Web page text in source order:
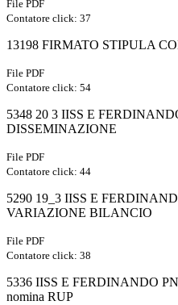
File PDF
Contatore click: 37
13198 FIRMATO STIPULA
File PDF
Contatore click: 54
5348 20 3 IISS E
DISSEMINAZIONE
File PDF
Contatore click: 44
5290 19_3 IISS E
VARIAZIONE BILANCIO
File PDF
Contatore click: 38
5336 IISS E FERDINANDO
nomina RUP